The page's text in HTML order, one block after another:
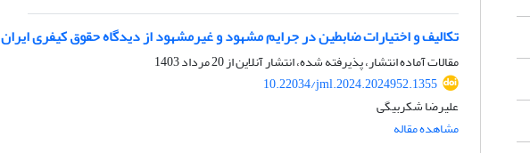
تکالیف و اختیارات ضابطین در جرایم مشهود و غیرمشهود از دیدگاه حقوق کیفری ایران
مقالات آماده انتشار، پذیرفته شده، انتشار آنلاین از20 مرداد 1403
10.22034/jml.2024.2024952.1355
علیرضا شکربیگی
مشاهده مقاله